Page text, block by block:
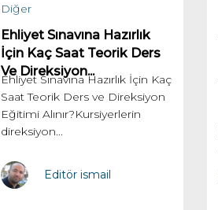
Diğer
Ehliyet Sınavına Hazırlık
İçin Kaç Saat Teorik Ders
Ve Direksiyon...
Ehliyet Sınavına Hazırlık İçin Kaç
Saat Teorik Ders ve Direksiyon
Eğitimi Alınır?Kursiyerlerin
direksiyon...
Editör ismail